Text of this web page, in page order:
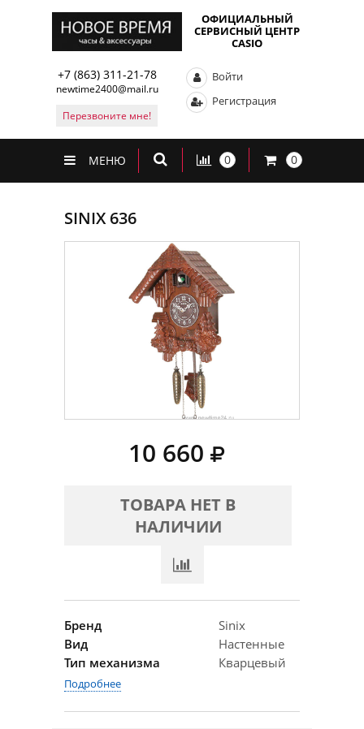
ОФИЦИАЛЬНЫЙ
СЕРВИСНЫЙ ЦЕНТР
CASIO
+7 (863) 311-21-78
newtime2400@mail.ru
Перезвоните мне!
Войти
Регистрация
МЕНЮ 0 0
SINIX 636
10 660
ТОВАРА НЕТ В
НАЛИЧИИ
Бренд
Sinix
Вид
Настенные
Тип механизма
Кварцевый
Подробнее